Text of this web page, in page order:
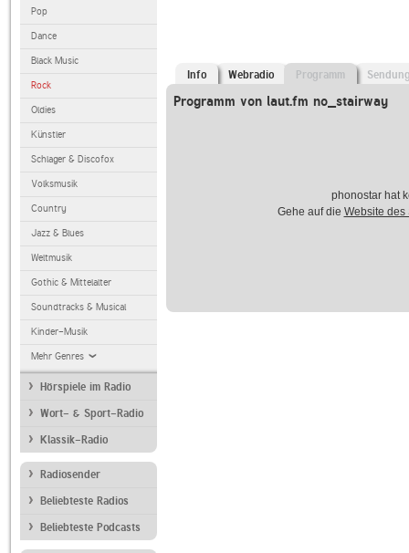
Pop
Dance
Black Music
Rock
Oldies
Künstler
Schlager & Discofox
Volksmusik
Country
Jazz & Blues
Weltmusik
Gothic & Mittelalter
Soundtracks & Musical
Kinder-Musik
Mehr Genres
Hörspiele im Radio
Wort- & Sport-Radio
Klassik-Radio
Radiosender
Beliebteste Radios
Beliebteste Podcasts
Info Webradio Programm
Programm von laut.fm no_stairway
phonostar hat
Gehe auf die Website des